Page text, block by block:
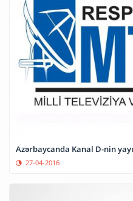
Azərbaycanda Kanal D-nin
27-04-2016